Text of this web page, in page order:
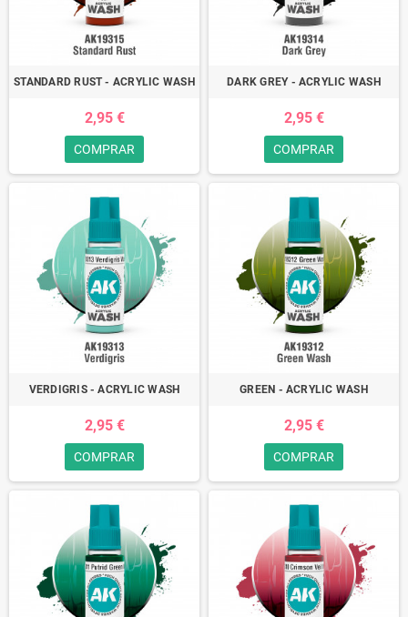
STANDARD RUST - ACRYLIC WASH
2,95 €
COMPRAR
DARK GREY - ACRYLIC WASH
2,95 €
COMPRAR
VERDIGRIS - ACRYLIC WASH
2,95 €
COMPRAR
GREEN - ACRYLIC WASH
2,95 €
COMPRAR